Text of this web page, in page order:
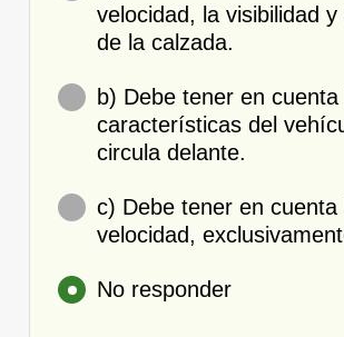
velocidad, la visibilidad
de la calzada.
b) Debe tener en cuenta
características del
circula delante.
c) Debe tener en cuenta
velocidad,
No responder